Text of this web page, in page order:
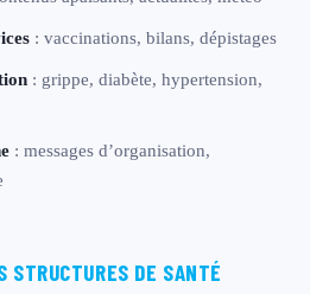
: vaccinations, bilans, dépistages
: grippe, diabète, hypertension,
: messages d’organisation,
STRUCTURES DE SANTÉ